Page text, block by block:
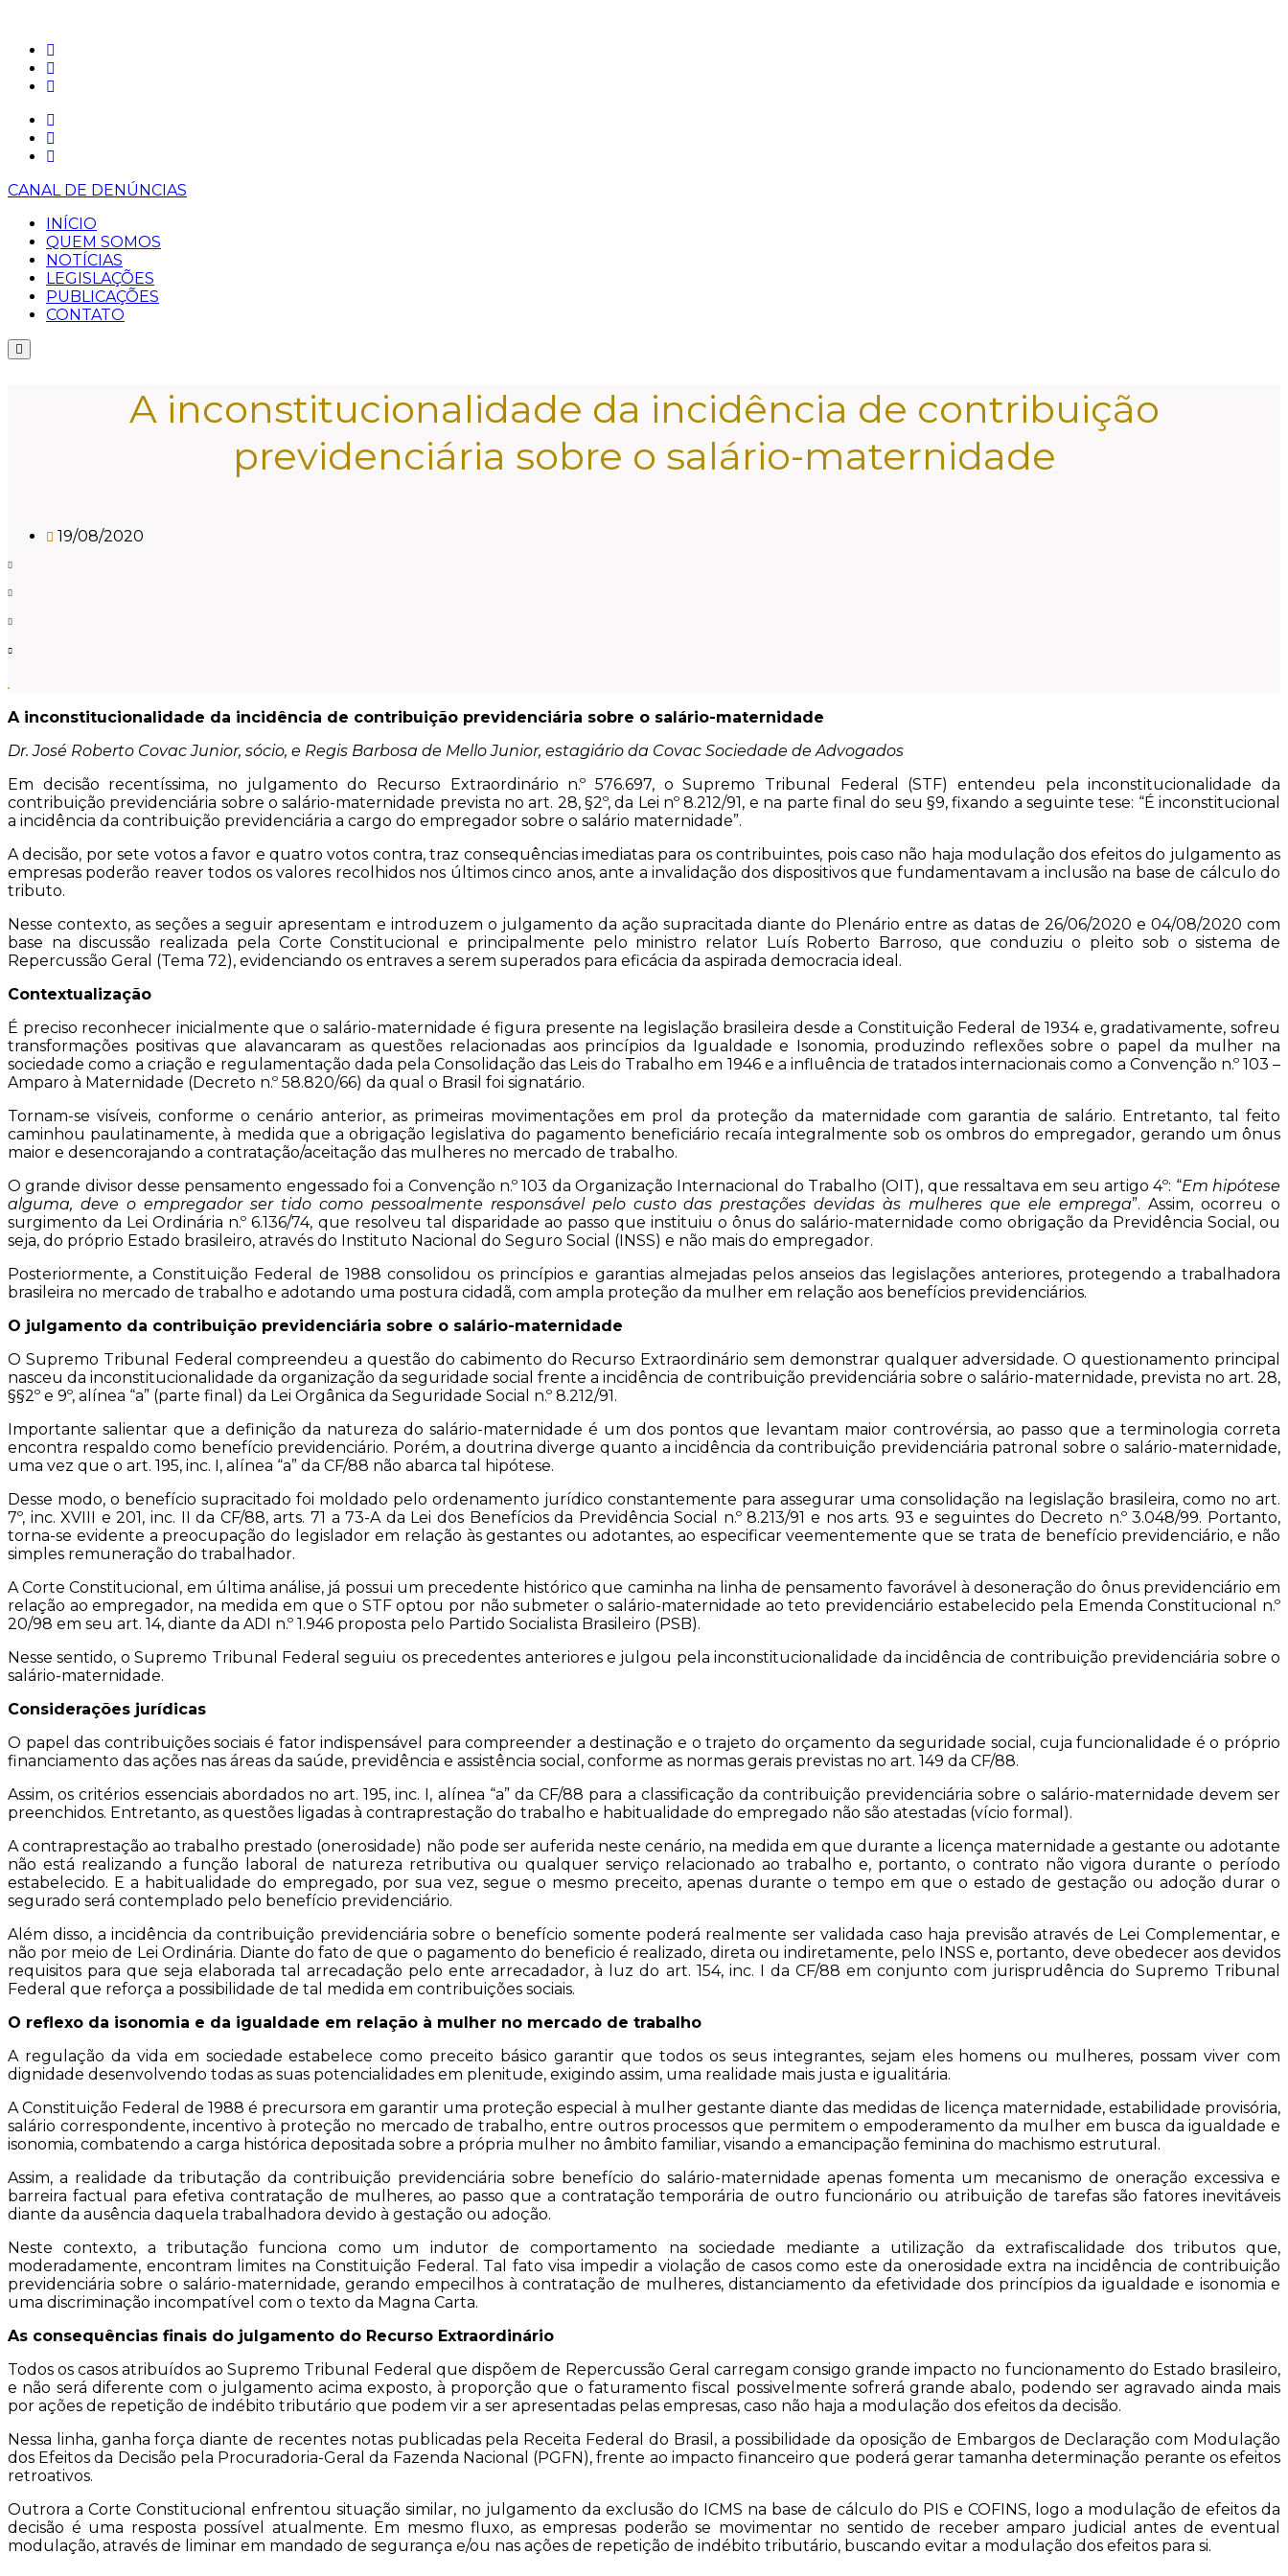
CANAL DE DENÚNCIAS
INÍCIO
QUEM SOMOS
NOTÍCIAS
LEGISLAÇÕES
PUBLICAÇÕES
CONTATO
A inconstitucionalidade da incidência de contribuição
previdenciária sobre o salário-maternidade
19/08/2020
A inconstitucionalidade da incidência de contribuição previdenciária sobre o salário-maternidade
Dr. José Roberto Covac Junior, sócio, e Regis Barbosa de Mello Junior, estagiário da Covac Sociedade de Advogados
Em decisão recentíssima, no julgamento do Recurso Extraordinário n.º 576.697, o Supremo Tribunal Federal (STF) entendeu pela inconstitucionalidade da
contribuição previdenciária sobre o salário-maternidade prevista no art. 28, §2º, da Lei nº 8.212/91, e na parte final do seu §9, fixando a seguinte tese: “É inconstitucional
a incidência da contribuição previdenciária a cargo do empregador sobre o salário maternidade”.
A decisão, por sete votos a favor e quatro votos contra, traz consequências imediatas para os contribuintes, pois caso não haja modulação dos efeitos do julgamento as
empresas poderão reaver todos os valores recolhidos nos últimos cinco anos, ante a invalidação dos dispositivos que fundamentavam a inclusão na base de cálculo do
tributo.
Nesse contexto, as seções a seguir apresentam e introduzem o julgamento da ação supracitada diante do Plenário entre as datas de 26/06/2020 e 04/08/2020 com
base na discussão realizada pela Corte Constitucional e principalmente pelo ministro relator Luís Roberto Barroso, que conduziu o pleito sob o sistema de
Repercussão Geral (Tema 72), evidenciando os entraves a serem superados para eficácia da aspirada democracia ideal.
Contextualização
É preciso reconhecer inicialmente que o salário-maternidade é figura presente na legislação brasileira desde a Constituição Federal de 1934 e, gradativamente, sofreu
transformações positivas que alavancaram as questões relacionadas aos princípios da Igualdade e Isonomia, produzindo reflexões sobre o papel da mulher na
sociedade como a criação e regulamentação dada pela Consolidação das Leis do Trabalho em 1946 e a influência de tratados internacionais como a Convenção n.º 103 –
Amparo à Maternidade (Decreto n.º 58.820/66) da qual o Brasil foi signatário.
Tornam-se visíveis, conforme o cenário anterior, as primeiras movimentações em prol da proteção da maternidade com garantia de salário. Entretanto, tal feito
caminhou paulatinamente, à medida que a obrigação legislativa do pagamento beneficiário recaía integralmente sob os ombros do empregador, gerando um ônus
maior e desencorajando a contratação/aceitação das mulheres no mercado de trabalho.
O grande divisor desse pensamento engessado foi a Convenção n.º 103 da Organização Internacional do Trabalho (OIT), que ressaltava em seu artigo 4º: “Em hipótese
alguma, deve o empregador ser tido como pessoalmente responsável pelo custo das prestações devidas às mulheres que ele emprega”. Assim, ocorreu o
surgimento da Lei Ordinária n.º 6.136/74, que resolveu tal disparidade ao passo que instituiu o ônus do salário-maternidade como obrigação da Previdência Social, ou
seja, do próprio Estado brasileiro, através do Instituto Nacional do Seguro Social (INSS) e não mais do empregador.
Posteriormente, a Constituição Federal de 1988 consolidou os princípios e garantias almejadas pelos anseios das legislações anteriores, protegendo a trabalhadora
brasileira no mercado de trabalho e adotando uma postura cidadã, com ampla proteção da mulher em relação aos benefícios previdenciários.
O julgamento da contribuição previdenciária sobre o salário-maternidade
O Supremo Tribunal Federal compreendeu a questão do cabimento do Recurso Extraordinário sem demonstrar qualquer adversidade. O questionamento principal
nasceu da inconstitucionalidade da organização da seguridade social frente a incidência de contribuição previdenciária sobre o salário-maternidade, prevista no art. 28,
§§2º e 9º, alínea “a” (parte final) da Lei Orgânica da Seguridade Social n.º 8.212/91.
Importante salientar que a definição da natureza do salário-maternidade é um dos pontos que levantam maior controvérsia, ao passo que a terminologia correta
encontra respaldo como benefício previdenciário. Porém, a doutrina diverge quanto a incidência da contribuição previdenciária patronal sobre o salário-maternidade,
uma vez que o art. 195, inc. I, alínea “a” da CF/88 não abarca tal hipótese.
Desse modo, o benefício supracitado foi moldado pelo ordenamento jurídico constantemente para assegurar uma consolidação na legislação brasileira, como no art.
7º, inc. XVIII e 201, inc. II da CF/88, arts. 71 a 73-A da Lei dos Benefícios da Previdência Social n.º 8.213/91 e nos arts. 93 e seguintes do Decreto n.º 3.048/99. Portanto,
torna-se evidente a preocupação do legislador em relação às gestantes ou adotantes, ao especificar veementemente que se trata de benefício previdenciário, e não
simples remuneração do trabalhador.
A Corte Constitucional, em última análise, já possui um precedente histórico que caminha na linha de pensamento favorável à desoneração do ônus previdenciário em
relação ao empregador, na medida em que o STF optou por não submeter o salário-maternidade ao teto previdenciário estabelecido pela Emenda Constitucional n.º
20/98 em seu art. 14, diante da ADI n.º 1.946 proposta pelo Partido Socialista Brasileiro (PSB).
Nesse sentido, o Supremo Tribunal Federal seguiu os precedentes anteriores e julgou pela inconstitucionalidade da incidência de contribuição previdenciária sobre o
salário-maternidade.
Considerações jurídicas
O papel das contribuições sociais é fator indispensável para compreender a destinação e o trajeto do orçamento da seguridade social, cuja funcionalidade é o próprio
financiamento das ações nas áreas da saúde, previdência e assistência social, conforme as normas gerais previstas no art. 149 da CF/88.
Assim, os critérios essenciais abordados no art. 195, inc. I, alínea “a” da CF/88 para a classificação da contribuição previdenciária sobre o salário-maternidade devem ser
preenchidos. Entretanto, as questões ligadas à contraprestação do trabalho e habitualidade do empregado não são atestadas (vício formal).
A contraprestação ao trabalho prestado (onerosidade) não pode ser auferida neste cenário, na medida em que durante a licença maternidade a gestante ou adotante
não está realizando a função laboral de natureza retributiva ou qualquer serviço relacionado ao trabalho e, portanto, o contrato não vigora durante o período
estabelecido. E a habitualidade do empregado, por sua vez, segue o mesmo preceito, apenas durante o tempo em que o estado de gestação ou adoção durar o
segurado será contemplado pelo benefício previdenciário.
Além disso, a incidência da contribuição previdenciária sobre o benefício somente poderá realmente ser validada caso haja previsão através de Lei Complementar, e
não por meio de Lei Ordinária. Diante do fato de que o pagamento do beneficio é realizado, direta ou indiretamente, pelo INSS e, portanto, deve obedecer aos devidos
requisitos para que seja elaborada tal arrecadação pelo ente arrecadador, à luz do art. 154, inc. I da CF/88 em conjunto com jurisprudência do Supremo Tribunal
Federal que reforça a possibilidade de tal medida em contribuições sociais.
O reflexo da isonomia e da igualdade em relação à mulher no mercado de trabalho
A regulação da vida em sociedade estabelece como preceito básico garantir que todos os seus integrantes, sejam eles homens ou mulheres, possam viver com
dignidade desenvolvendo todas as suas potencialidades em plenitude, exigindo assim, uma realidade mais justa e igualitária.
A Constituição Federal de 1988 é precursora em garantir uma proteção especial à mulher gestante diante das medidas de licença maternidade, estabilidade provisória,
salário correspondente, incentivo à proteção no mercado de trabalho, entre outros processos que permitem o empoderamento da mulher em busca da igualdade e
isonomia, combatendo a carga histórica depositada sobre a própria mulher no âmbito familiar, visando a emancipação feminina do machismo estrutural.
Assim, a realidade da tributação da contribuição previdenciária sobre benefício do salário-maternidade apenas fomenta um mecanismo de oneração excessiva e
barreira factual para efetiva contratação de mulheres, ao passo que a contratação temporária de outro funcionário ou atribuição de tarefas são fatores inevitáveis
diante da ausência daquela trabalhadora devido à gestação ou adoção.
Neste contexto, a tributação funciona como um indutor de comportamento na sociedade mediante a utilização da extrafiscalidade dos tributos que,
moderadamente, encontram limites na Constituição Federal. Tal fato visa impedir a violação de casos como este da onerosidade extra na incidência de contribuição
previdenciária sobre o salário-maternidade, gerando empecilhos à contratação de mulheres, distanciamento da efetividade dos princípios da igualdade e isonomia e
uma discriminação incompatível com o texto da Magna Carta.
As consequências finais do julgamento do Recurso Extraordinário
Todos os casos atribuídos ao Supremo Tribunal Federal que dispõem de Repercussão Geral carregam consigo grande impacto no funcionamento do Estado brasileiro,
e não será diferente com o julgamento acima exposto, à proporção que o faturamento fiscal possivelmente sofrerá grande abalo, podendo ser agravado ainda mais
por ações de repetição de indébito tributário que podem vir a ser apresentadas pelas empresas, caso não haja a modulação dos efeitos da decisão.
Nessa linha, ganha força diante de recentes notas publicadas pela Receita Federal do Brasil, a possibilidade da oposição de Embargos de Declaração com Modulação
dos Efeitos da Decisão pela Procuradoria-Geral da Fazenda Nacional (PGFN), frente ao impacto financeiro que poderá gerar tamanha determinação perante os efeitos
retroativos.
Outrora a Corte Constitucional enfrentou situação similar, no julgamento da exclusão do ICMS na base de cálculo do PIS e COFINS, logo a modulação de efeitos da
decisão é uma resposta possível atualmente. Em mesmo fluxo, as empresas poderão se movimentar no sentido de receber amparo judicial antes de eventual
modulação, através de liminar em mandado de segurança e/ou nas ações de repetição de indébito tributário, buscando evitar a modulação dos efeitos para si.